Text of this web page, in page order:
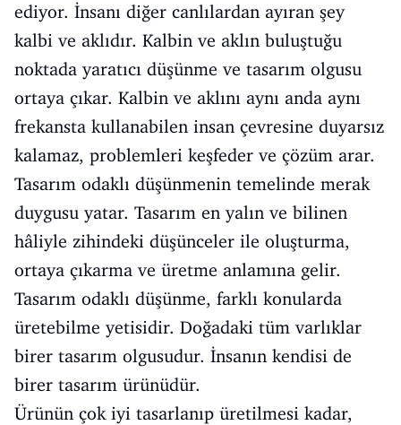
ediyor. İnsanı diğer canlılardan ayıran şey
kalbi ve aklıdır. Kalbin ve aklın buluştuğu
noktada yaratıcı düşünme ve tasarım olgusu
ortaya çıkar. Kalbin ve aklını aynı anda aynı
frekansta kullanabilen insan çevresine duyarsız
kalamaz, problemleri keşfeder ve çözüm arar.
Tasarım odaklı düşünmenin temelinde merak
duygusu yatar. Tasarım en yalın ve bilinen
hâliyle zihindeki düşünceler ile oluşturma,
ortaya çıkarma ve üretme anlamına gelir.
Tasarım odaklı düşünme, farklı konularda
üretebilme yetisidir. Doğadaki tüm varlıklar
birer tasarım olgusudur. İnsanın kendisi de
birer tasarım ürünüdür.
Ürünün çok iyi tasarlanıp üretilmesi kadar,